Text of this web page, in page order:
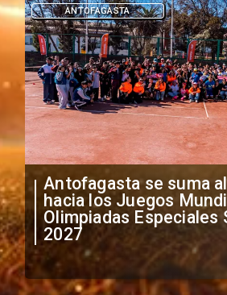
"Falta de
anuncia medidas por
irregular de futbolistas
extranjeros
DEPORTES